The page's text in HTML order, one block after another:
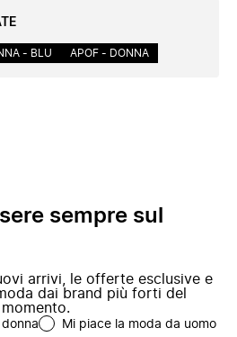
- BLU APOF - DONNA
sempre sul
arrivi, le offerte esclusive e
dai brand più forti del
momento.
Mi piace la moda da uomo